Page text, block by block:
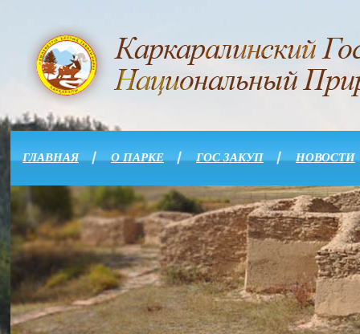
ГЛАВНАЯ О ПАРКЕ ГОС ЗАКУП НОВОСТИ